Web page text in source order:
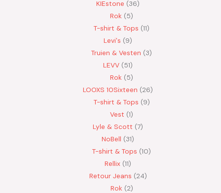
KIEstone
36
Rok
5
T-shirt & Tops 11
Levi's
9
Truien & Vesten
3
LEVV 51
Rok
5
LOOXS 10Sixteen
26
T-shirt & Tops 9
Vest 1
Lyle & Scott 7
NoBell
31
T-shirt & Tops 10
Rellix 11
Retour Jeans 24
Rok 2